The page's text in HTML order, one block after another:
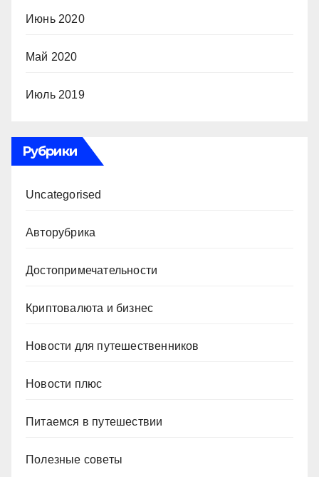
Июнь 2020
Май 2020
Июль 2019
Рубрики
Uncategorised
Авторубрика
Достопримечательности
Криптовалюта и бизнес
Новости для путешественников
Новости плюс
Питаемся в путешествии
Полезные советы